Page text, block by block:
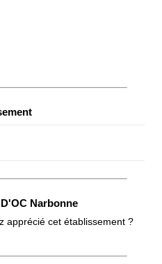
Narbonne
apprécié cet établissement ?